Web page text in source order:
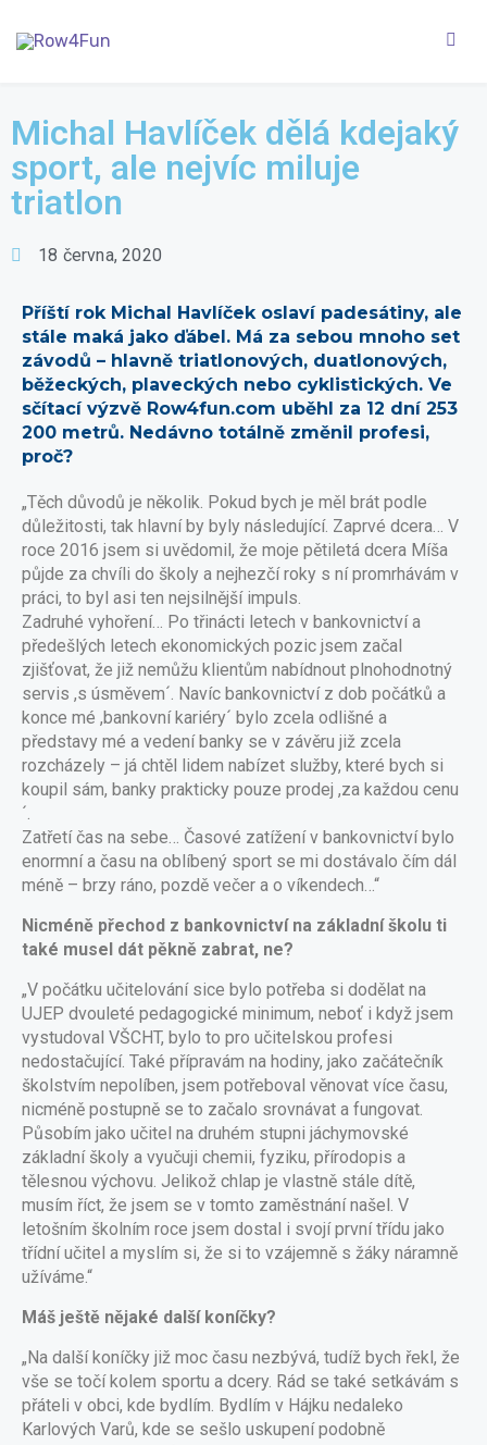
Michal Havlíček dělá kdejaký
sport, ale nejvíc miluje
triatlon
18 června, 2020
Příští rok Michal Havlíček oslaví padesátiny, ale
stále maká jako ďábel. Má za sebou mnoho set
závodů – hlavně triatlonových, duatlonových,
běžeckých, plaveckých nebo cyklistických. Ve
sčítací výzvě Row4fun.com uběhl za 12 dní 253
200 metrů. Nedávno totálně změnil profesi,
proč?
„Těch důvodů je několik. Pokud bych je měl brát podle
důležitosti, tak hlavní by byly následující. Zaprvé dcera… V
roce 2016 jsem si uvědomil, že moje pětiletá dcera Míša
půjde za chvíli do školy a nejhezčí roky s ní promrhávám v
práci, to byl asi ten nejsilnější impuls.
Zadruhé vyhoření… Po třinácti letech v bankovnictví a
předešlých letech ekonomických pozic jsem začal
zjišťovat, že již nemůžu klientům nabídnout plnohodnotný
servis ,s úsměvem´. Navíc bankovnictví z dob počátků a
konce mé ,bankovní kariéry´ bylo zcela odlišné a
představy mé a vedení banky se v závěru již zcela
rozcházely – já chtěl lidem nabízet služby, které bych si
koupil sám, banky prakticky pouze prodej ,za každou cenu
´.
Zatřetí čas na sebe… Časové zatížení v bankovnictví bylo
enormní a času na oblíbený sport se mi dostávalo čím dál
méně – brzy ráno, pozdě večer a o víkendech…“
Nicméně přechod z bankovnictví na základní školu ti
také musel dát pěkně zabrat, ne?
„V počátku učitelování sice bylo potřeba si dodělat na
UJEP dvouleté pedagogické minimum, neboť i když jsem
vystudoval VŠCHT, bylo to pro učitelskou profesi
nedostačující. Také přípravám na hodiny, jako začátečník
školstvím nepolíben, jsem potřeboval věnovat více času,
nicméně postupně se to začalo srovnávat a fungovat.
Působím jako učitel na druhém stupni jáchymovské
základní školy a vyučuji chemii, fyziku, přírodopis a
tělesnou výchovu. Jelikož chlap je vlastně stále dítě,
musím říct, že jsem se v tomto zaměstnání našel. V
letošním školním roce jsem dostal i svojí první třídu jako
třídní učitel a myslím si, že si to vzájemně s žáky náramně
užíváme.“
Máš ještě nějaké další koníčky?
„Na další koníčky již moc času nezbývá, tudíž bych řekl, že
vše se točí kolem sportu a dcery. Rád se také setkávám s
přáteli v obci, kde bydlím. Bydlím v Hájku nedaleko
Karlových Varů, kde se sešlo uskupení podobně